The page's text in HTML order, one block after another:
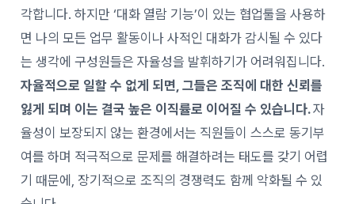
각합니다. 하지만 ‘대화 열람 기능’이 있는 협업툴을 사용하
면 나의 모든 업무 활동이나 사적인 대화가 감시될 수 있다
는 생각에 구성원들은 자율성을 발휘하기가 어려워집니다.
자율적으로 일할 수 없게 되면, 그들은 조직에 대한 신뢰를
잃게 되며 이는 결국 높은 이직률로 이어질 수 있습니다.자
율성이 보장되지 않는 환경에서는 직원들이 스스로 동기부
여를 하며 적극적으로 문제를 해결하려는 태도를 갖기 어렵
기 때문에, 장기적으로 조직의 경쟁력도 함께 악화될 수 있